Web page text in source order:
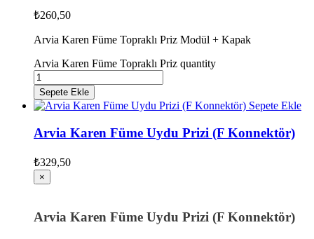
₺260,50
Arvia Karen Füme Topraklı Priz Modül + Kapak
Arvia Karen Füme Topraklı Priz quantity
Sepete Ekle
Sepete Ekle
Arvia Karen Füme Uydu Prizi (F Konnektör)
₺329,50
×
Arvia Karen Füme Uydu Prizi (F Konnektör)